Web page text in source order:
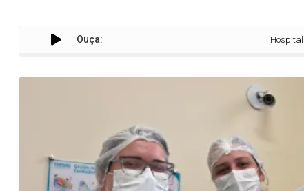
Ouça: Hospital